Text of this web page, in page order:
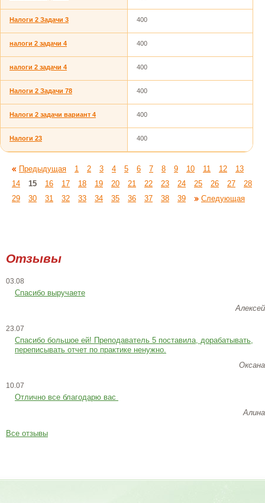
Налоги 2 Задачи 3 400
налоги 2 задачи 4 400
налоги 2 задачи 4 400
Налоги 2 Задачи 78 400
Налоги 2 задачи вариант 4 400
Налоги 23 400
Предыдущая 1 2 3 4 5 6 7 8 9 10 11 12
13
14
15 16 17 18 19 20 21 22 23 24 25 26 27
28
29
30 31 32 33 34 35 36 37 38 39 Следующая
Отзывы
03.08
Спасибо выручаете
Алексей
23.07
Cпасибо большое ей! Преподаватель 5 поставила, дорабатывать,
переписывать отчет по практике ненужно.
Оксана
10.07
Отлично все благодарю вас
Алина
Все отзывы